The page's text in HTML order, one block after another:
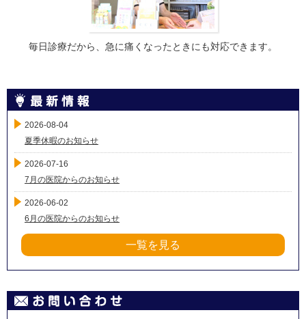
毎日診療だから、急に痛くなったときにも対応できます。
2026-08-04
夏季休暇のお知らせ
2026-07-16
7月の医院からのお知らせ
2026-06-02
6月の医院からのお知らせ
一覧を見る